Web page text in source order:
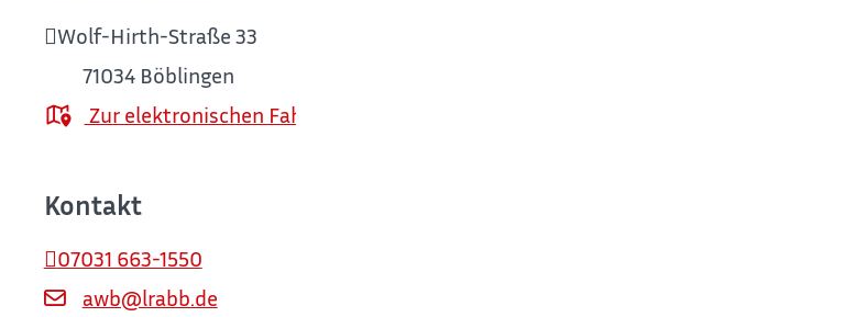
Wolf-Hirth-Straße 33
71034 Böblingen
Zur elektronischen Fahrplanauskunft
Kontakt
07031 663-1550
awb@lrabb.de